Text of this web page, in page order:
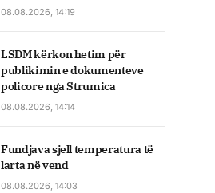
08.08.2026, 14:19
LSDM kërkon hetim për
publikimin e dokumenteve
policore nga Strumica
08.08.2026, 14:14
Fundjava sjell temperatura të
larta në vend
08.08.2026, 14:03